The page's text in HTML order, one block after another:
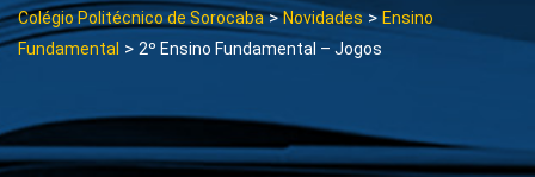
Colégio Politécnico de Sorocaba>Novidades>Ensino
Fundamental > 2º Ensino Fundamental – Jogos